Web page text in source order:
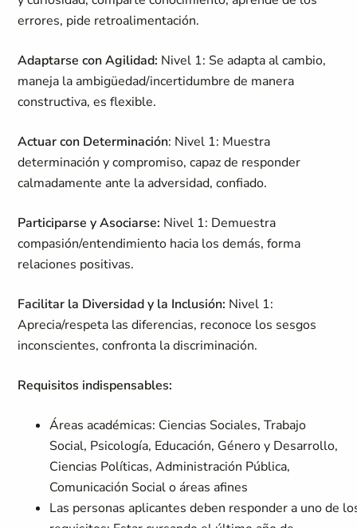
errores, pide retroalimentación.
Adaptarse con Agilidad: Nivel 1: Se adapta al cambio,
maneja la ambigüedad/incertidumbre de manera
constructiva, es flexible.
Actuar con Determinación: Nivel 1: Muestra
determinación y compromiso, capaz de responder
calmadamente ante la adversidad, confiado.
Participarse y Asociarse: Nivel 1: Demuestra
compasión/entendimiento hacia los demás, forma
relaciones positivas.
Facilitar la Diversidad y la Inclusión: Nivel 1:
Aprecia/respeta las diferencias, reconoce los sesgos
inconscientes, confronta la discriminación.
Requisitos indispensables:
Áreas académicas: Ciencias Sociales, Trabajo
Social, Psicología, Educación, Género y Desarrollo,
Ciencias Políticas, Administración Pública,
Comunicación Social o áreas afines
Las personas aplicantes deben responder a uno de